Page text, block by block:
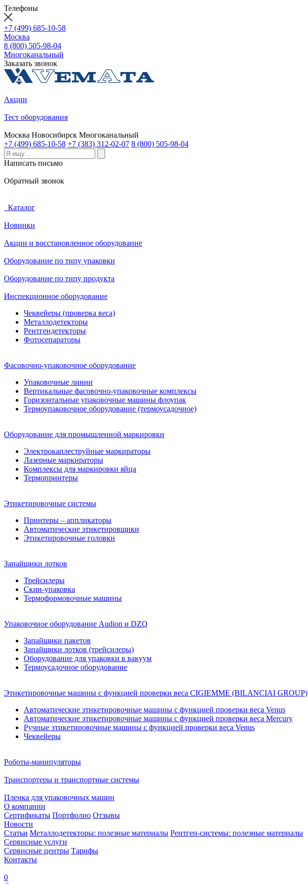
Телефоны
+7 (499) 685-10-58
Москва
8 (800) 505-98-04
Многоканальный
Заказать звонок
Акции
Тест оборудования
Москва Новосибирск Многоканальный
+7 (499) 685-10-58 +7 (383) 312-02-07 8 (800) 505-98-04
Написать письмо
Обратный звонок
Каталог
Новинки
Акции и восстановленное оборудование
Оборудование по типу упаковки
Оборудование по типу продукта
Инспекционное оборудование
Чеквейеры (проверка веса)
Металлодетекторы
Рентгендетекторы
Фотосепараторы
Фасовочно-упаковочное оборудование
Упаковочные линии
Вертикальные фасовочно-упаковочные комплексы
Горизонтальные упаковочные машины флоупак
Термоупаковочное оборудование (термоусадочное)
Оборудование для промышленной маркировки
Электрокаплеструйные маркираторы
Лазерные маркираторы
Комплексы для маркировки яйца
Термопринтеры
Этикетировочные системы
Принтеры – аппликаторы
Автоматические этикетировщики
Этикетировочные головки
Запайщики лотков
Трейсилеры
Скин-упаковка
Термоформовочные машины
Упаковочное оборудование Audion и DZQ
Запайщики пакетов
Запайщики лотков (трейсилеры)
Оборудование для упаковки в вакуум
Термоусадочное оборудование
Этикетировочные машины с функцией проверки веса CIGIEMME (BILANCIAI GROUP)
Автоматические этикетировочные машины с функцией проверки веса Venus
Автоматические этикетировочные машины с функцией проверки веса Mercury
Ручные этикетировочные машины с функцией проверки веса Venus
Чеквейеры
Роботы-манипуляторы
Транспортеры и транспортные системы
Пленка для упаковочных машин
О компании
Сертификаты Портфолио Отзывы
Новости
Статьи Металлодетекторы: полезные материалы Рентген-системы: полезные материалы
Сервисные услуги
Сервисные центры Тарифы
Контакты
0